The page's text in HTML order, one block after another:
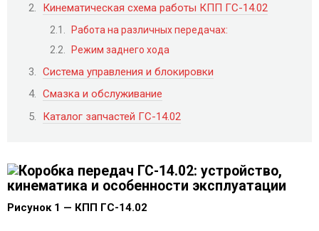
Кинематическая схема работы КПП ГС-14.02
Работа на различных передачах:
Режим заднего хода
Система управления и блокировки
Смазка и обслуживание
Каталог запчастей ГС-14.02
Рисунок 1 — КПП ГС-14.02